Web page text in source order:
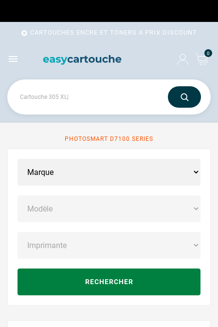
 CARTOUCHES ENCRE ET TONERS A PRIX DISCOUNT
 0
PHOTOSMART D7100 SERIES
RECHERCHER